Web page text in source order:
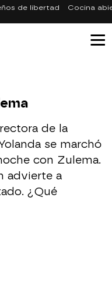
de libertad Cocina
de la
se marchó
con Zulema.
advierte a
¿Qué